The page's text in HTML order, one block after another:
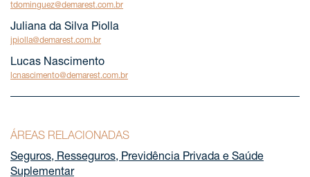
tdominguez@demarest.com.br
Juliana da Silva Piolla
jpiolla@demarest.com.br
Lucas Nascimento
lcnascimento@demarest.com.br
ÁREAS RELACIONADAS
Seguros, Resseguros, Previdência Privada e Saúde
Suplementar